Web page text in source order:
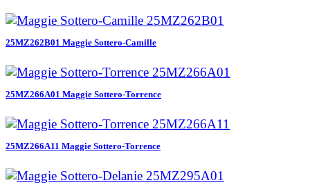
25MZ262B01 Maggie Sottero-Camille
25MZ266A01 Maggie Sottero-Torrence
25MZ266A11 Maggie Sottero-Torrence